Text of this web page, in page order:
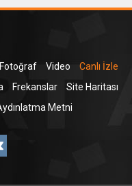
Fotoğraf Video
Canlı İzle
Frekanslar
Site Haritası
Metni